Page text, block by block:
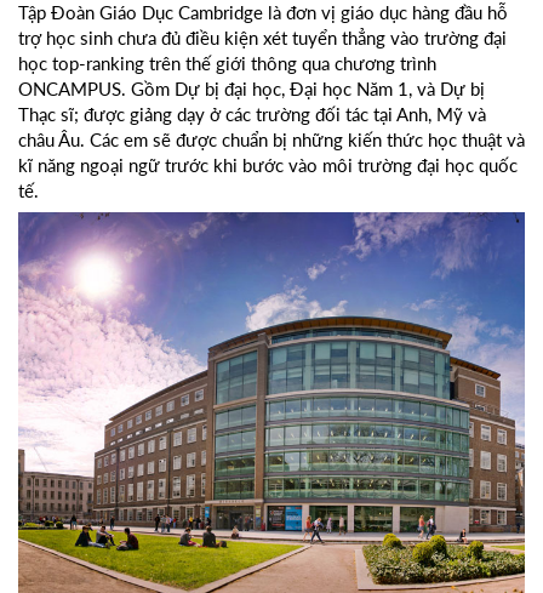
Tập Đoàn Giáo Dục Cambridge là đơn vị giáo dục hàng đầu hỗ
trợ học sinh chưa đủ điều kiện xét tuyển thẳng vào trường đại
học top-ranking trên thế giới thông qua chương trình
ONCAMPUS. Gồm Dự bị đại học, Đại học Năm 1, và Dự bị
Thạc sĩ; được giảng dạy ở các trường đối tác tại Anh, Mỹ và
châu Âu. Các em sẽ được chuẩn bị những kiến thức học thuật và
kĩ năng ngoại ngữ trước khi bước vào môi trường đại học quốc
tế.